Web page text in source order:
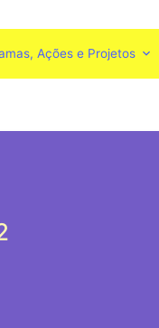
Ações e Projetos